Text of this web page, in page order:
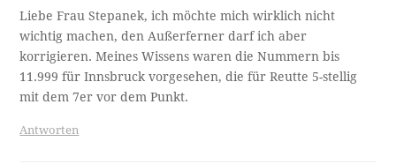
Liebe Frau Stepanek, ich möchte mich wirklich nicht
wichtig machen, den Außerferner darf ich aber
korrigieren. Meines Wissens waren die Nummern bis
11.999 für Innsbruck vorgesehen, die für Reutte 5-stellig
mit dem 7er vor dem Punkt.
Antworten